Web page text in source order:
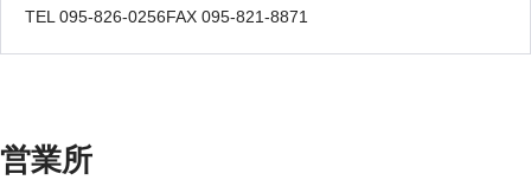
TEL 095-826-0256FAX 095-821-8871
営業所